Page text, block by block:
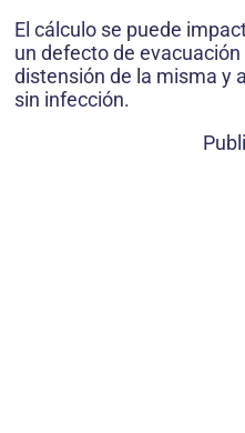
El cálculo se puede
un defecto de
distensión de la misma y
sin infección.